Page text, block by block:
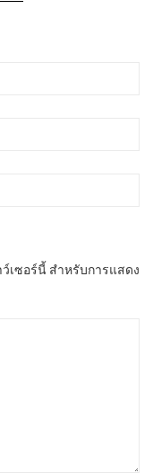
เซอร์นี้ สำหรับการแสดง